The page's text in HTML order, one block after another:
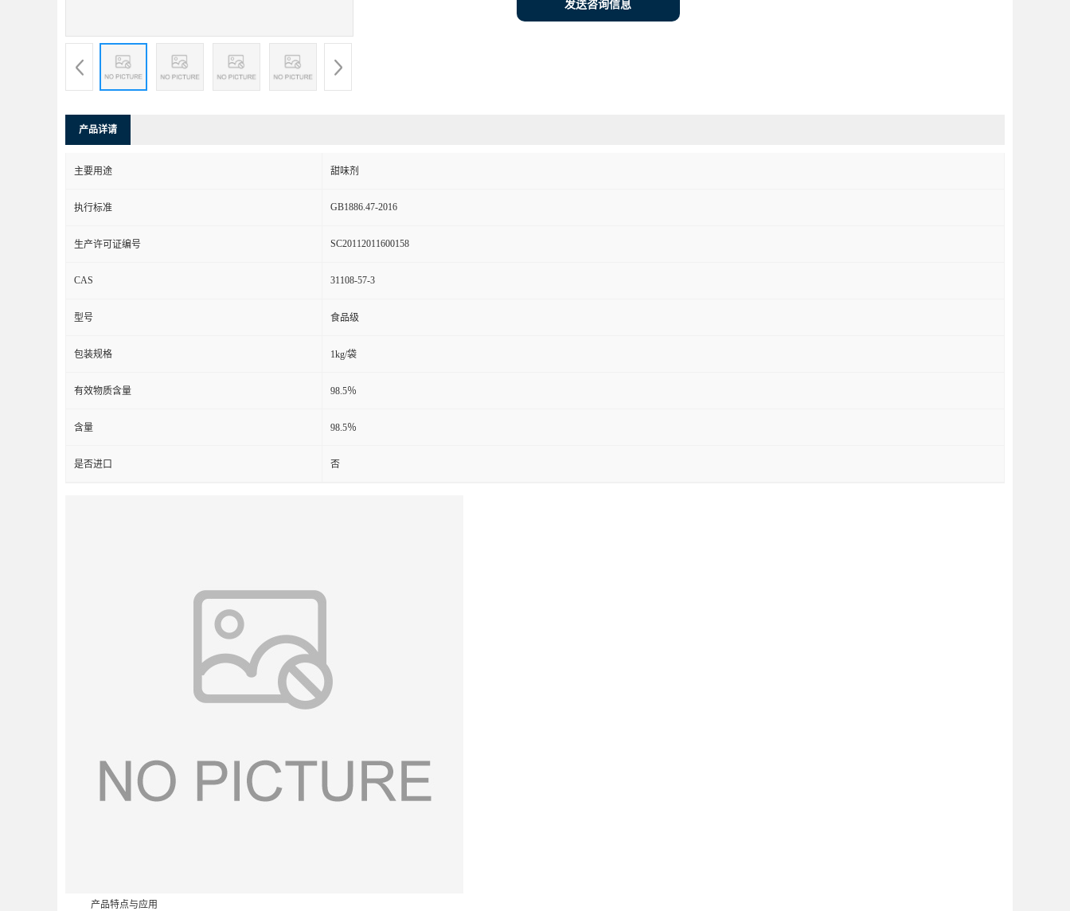
发送咨询信息
产品详请
主要用途 甜味剂
执行标准 GB1886.47-2016
生产许可证编号 SC20112011600158
CAS 31108-57-3
型号 食品级
包装规格 1kg/袋
有效物质含量 98.5％
含量 98.5％
是否进口 否
产品特点与应用